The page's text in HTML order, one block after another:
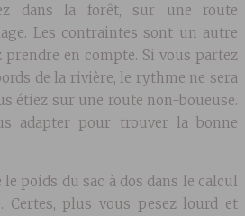
dans la forêt, sur une route
Les contraintes sont un autre
prendre en compte. Si vous partez
de la rivière, le rythme ne sera
étiez sur une route non-boueuse.
adapter pour trouver la bonne
le poids du sac à dos dans le calcul
Certes, plus vous pesez lourd et